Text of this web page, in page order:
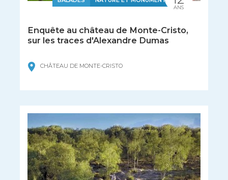
Enquête au château de Monte-Cristo,
sur les traces d'Alexandre Dumas
CHÂTEAU DE MONTE-CRISTO
ANS